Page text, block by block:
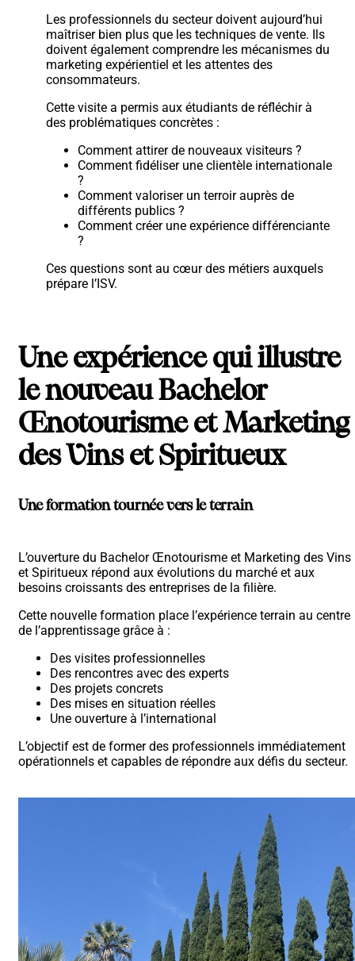
Les professionnels du secteur doivent aujourd’hui
maîtriser bien plus que les techniques de vente. Ils
doivent également comprendre les mécanismes du
marketing expérientiel et les attentes des
consommateurs.
Cette visite a permis aux étudiants de réfléchir à
des problématiques concrètes :
Comment attirer de nouveaux visiteurs ?
Comment fidéliser une clientèle internationale
?
Comment valoriser un terroir auprès de
différents publics ?
Comment créer une expérience différenciante
?
Ces questions sont au cœur des métiers auxquels
prépare l’ISV.
Une expérience qui illustre
le nouveau Bachelor
Œnotourisme et Marketing
des Vins et Spiritueux
Une formation tournée vers le terrain
L’ouverture du Bachelor Œnotourisme et Marketing des Vins
et Spiritueux répond aux évolutions du marché et aux
besoins croissants des entreprises de la filière.
Cette nouvelle formation place l’expérience terrain au centre
de l’apprentissage grâce à :
Des visites professionnelles
Des rencontres avec des experts
Des projets concrets
Des mises en situation réelles
Une ouverture à l’international
L’objectif est de former des professionnels immédiatement
opérationnels et capables de répondre aux défis du secteur.